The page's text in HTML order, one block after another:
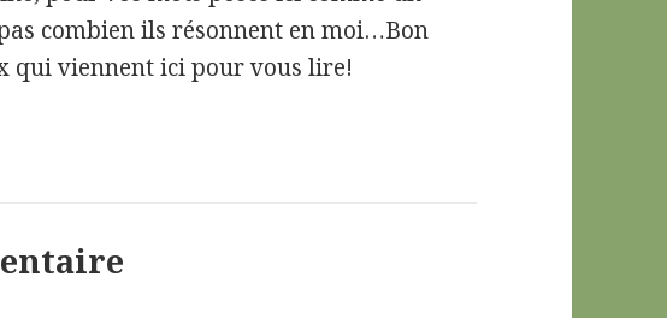
combien ils résonnent en moi…Bon
qui viennent ici pour vous lire!